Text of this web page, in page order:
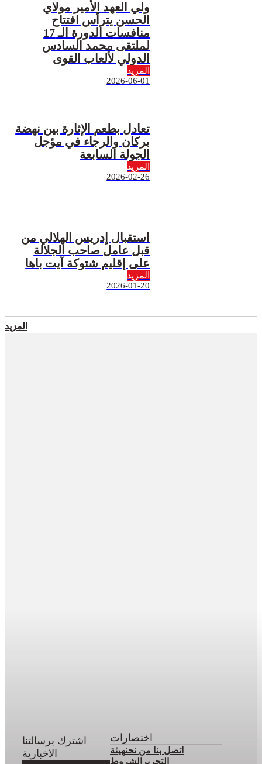
ولي العهد الأمير مولاي
الحسن يترأس افتتاح
منافسات الدورة الـ 17
لملتقى محمد السادس
الدولي لألعاب القوى
المزيد
2026-06-01
تعادل بطعم الإثارة بين نهضة
بركان والرجاء في مؤجل
الجولة السابعة
المزيد
2026-02-26
استقبال إدريس الهلالي من
قبل عامل صاحب الجلالة
على إقليم شتوكة آيت باها
المزيد
2026-01-20
المزيد
اشترك برسالتنا
الاخبارية
اختصارات
اتصل بنا من نحنهيئة
التحرير الشروط